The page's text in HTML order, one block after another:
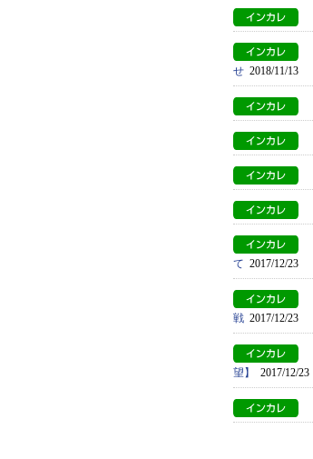
せ 2018/11/13
て 2017/12/23
戦 2017/12/23
望】
2017/12/23